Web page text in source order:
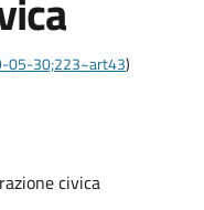
05-30;223~art43)
civica